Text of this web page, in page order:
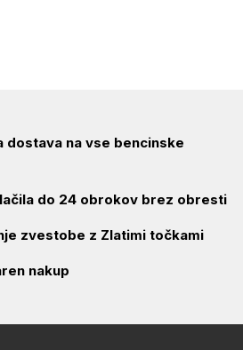
dostava na vse bencinske
do 24 obrokov brez obresti
zvestobe z Zlatimi točkami
nakup